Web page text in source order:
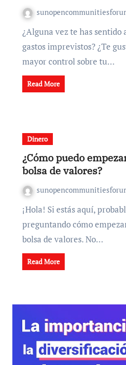
¿Alguna vez te has sentido abrumado por los
gastos imprevistos? ¿Te
mayor control sobre tu…
Read More
Dinero
¿Cómo puedo
bolsa de valores?
¡Hola! Si estás aquí, probablemente te estás
preguntando cómo
bolsa de valores. No…
Read More